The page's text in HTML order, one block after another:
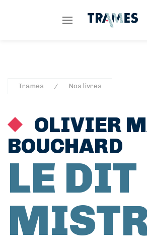
Trames Nos livres
OLIVIER
BOUCHARD
LE DIT